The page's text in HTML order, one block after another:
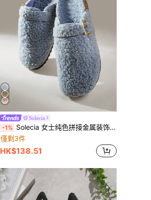
Solecia
-1% Solecia 女士纯色拼接金属装饰圆头毛绒拖鞋
僅剩3件
HK$138.51